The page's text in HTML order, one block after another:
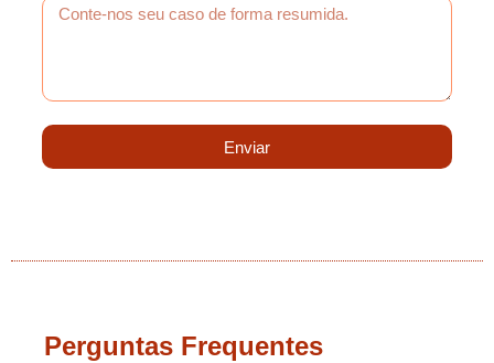
Enviar
Perguntas Frequentes